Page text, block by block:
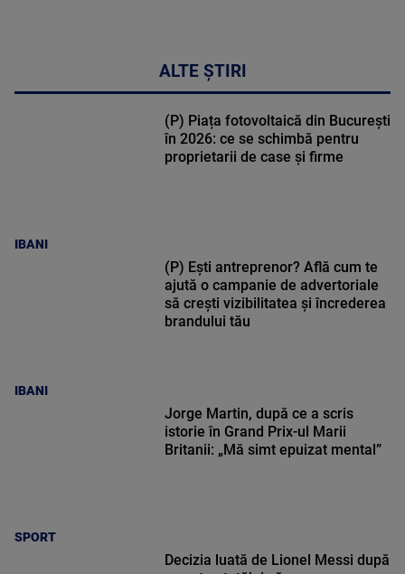
ALTE ȘTIRI
IBANI
(P) Piața fotovoltaică din București
în 2026: ce se schimbă pentru
proprietarii de case și firme
IBANI
(P) Ești antreprenor? Află cum te
ajută o campanie de advertoriale
să crești vizibilitatea și încrederea
brandului tău
SPORT
Jorge Martin, după ce a scris
istorie în Grand Prix-ul Marii
Britanii: „Mă simt epuizat mental”
Decizia luată de Lionel Messi după